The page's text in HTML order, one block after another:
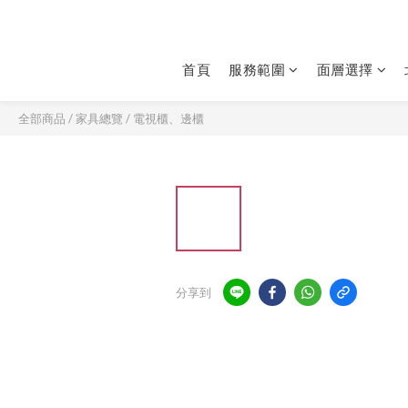
首頁 服務範圍 面層選擇
全部商品 /家具總覽 / 電視櫃、邊櫃
分享到